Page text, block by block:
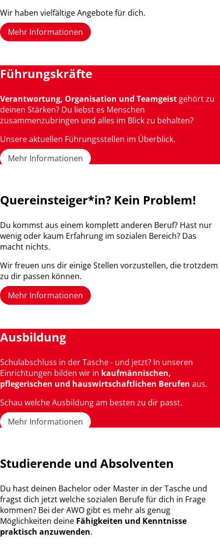
Wir haben vielfältige Angebote für dich.
Mehr Informationen
Führungskräfte
Verantwortung, Organisation und Teamgeist gehört zu
deinen Stärken? Du liebst es Menschen
zusammenzubringen und alles im Blick zu behalten?
Unsere aktuellen Führungsstellen im Überblick.
Mehr Informationen
Quereinsteiger*in? Kein Problem!
Du kommst aus einem komplett anderen Beruf? Hast nur
wenig oder kaum Erfahrung im sozialen Bereich? Das
macht nichts.
Wir freuen uns dir einige Stellen vorzustellen, die trotzdem
zu dir passen können.
Mehr Informationen
Ausbildung
Schulabschluss in der Tasche - und jetzt? In unseren
Einrichtungen bilden wir in kaufmännischen,
pflegerischen und hauswirtschaftlichen Berufen aus.
Schau welche Ausbildung am besten zu dir passt.
Mehr Informationen
Studierende und Absolventen
Du hast deinen Bachelor oder Master in der Tasche und
fragst dich jetzt welche sozialen Berufe für dich in Frage
kommen? Bei der AWO gibt es mehr als genug
Möglichkeiten deine Fähigkeiten und Kenntnisse
praktisch anzuwenden.